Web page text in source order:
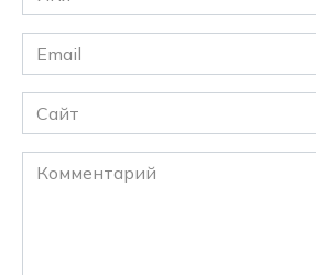
*
Email
*
Сайт
Комментарий